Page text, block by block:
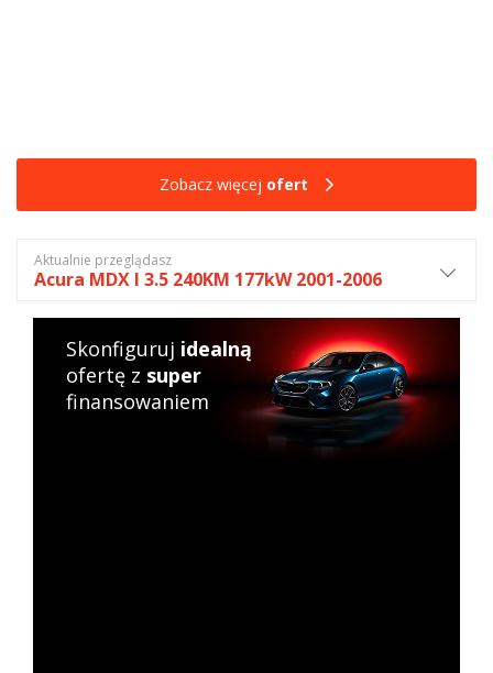
Zobacz więcej ofert
Aktualnie przeglądasz
Acura MDX I 3.5 240KM 177kW 2001-2006
Skonfiguruj idealną
ofertę z super
finansowaniem